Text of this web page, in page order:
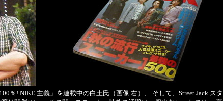
％! NIKE 主義」を連載中の白土氏（画像 右）、 そして、Street Jack スタ